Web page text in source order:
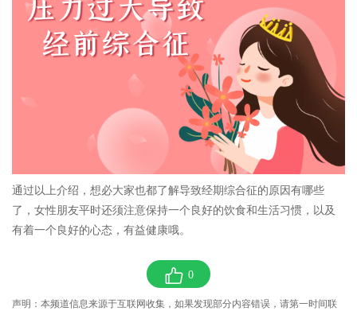
通过以上介绍，想必大家也都了解导致经期综合征的原因有哪些
了，女性朋友平时还须注意保持一个良好的饮食和生活习惯，以及
有着一个良好的心态，有益健康哦。
0
声明：本频道信息来源于互联网收集，如果发现部分内容错误，请第一时间联